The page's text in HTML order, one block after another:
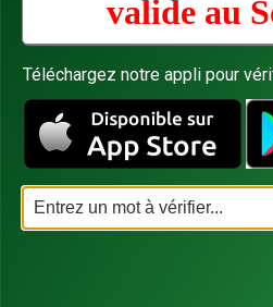
valide au
Téléchargez notre appli pour